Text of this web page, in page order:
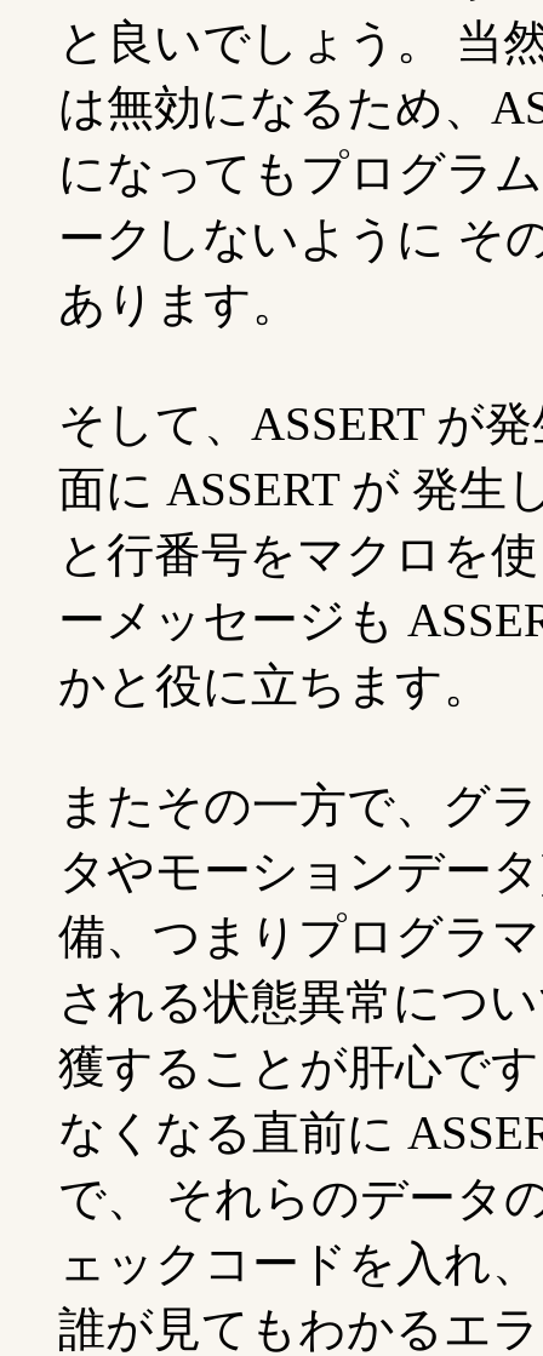
と良いでしょう。 当
は無効になるため、
になってもプログラ
ークしないように そ
あります。
そして、ASSERT が
面に ASSERT が 発生
と行番号をマクロを
ーメッセージも
かと役に立ちます。
またその一方で、グ
タやモーションデー
備、つまりプログラ
される状態異常につ
獲することが肝心で
なくなる直前に
で、 それらのデータ
ェックコードを入れ
誰が見てもわかるエ